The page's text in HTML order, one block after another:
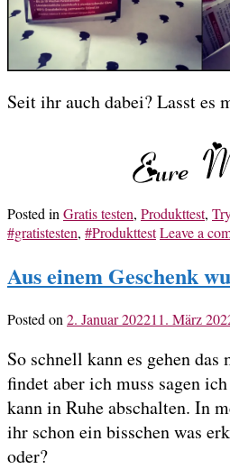
Seit ihr auch dabei? Lasst es
Posted in Gratis testen, Produkttest,
#gratistesten, #ProdukttestLeave a
Aus einem Geschenk
Posted on 2. Januar 202211. März
So schnell kann es gehen das
findet aber ich muss sagen
kann in Ruhe abschalten. In
ihr schon ein bisschen was
oder?